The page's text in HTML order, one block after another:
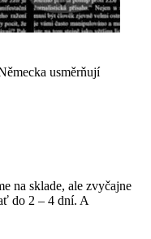
usměrňují
na sklade, ale zvyčajne
do 2 – 4 dní. A